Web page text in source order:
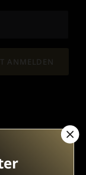
ANMELDEN
DATENSCHUTZ